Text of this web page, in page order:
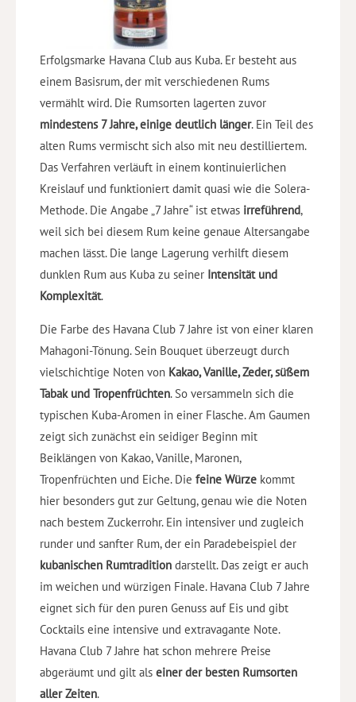
Erfolgsmarke Havana Club aus Kuba. Er besteht aus
einem Basisrum, der mit verschiedenen Rums
vermählt wird. Die Rumsorten lagerten zuvor
mindestens 7 Jahre, einige deutlich länger. Ein Teil des
alten Rums vermischt sich also mit neu destilliertem.
Das Verfahren verläuft in einem kontinuierlichen
Kreislauf und funktioniert damit quasi wie die Solera-
Methode. Die Angabe „7 Jahre“ ist etwas irreführend,
weil sich bei diesem Rum keine genaue Altersangabe
machen lässt. Die lange Lagerung verhilft diesem
dunklen Rum aus Kuba zu seiner Intensität und
Komplexität.
Die Farbe des Havana Club 7 Jahre ist von einer klaren
Mahagoni-Tönung. Sein Bouquet überzeugt durch
vielschichtige Noten von Kakao, Vanille, Zeder, süßem
Tabak und Tropenfrüchten. So versammeln sich die
typischen Kuba-Aromen in einer Flasche. Am Gaumen
zeigt sich zunächst ein seidiger Beginn mit
Beiklängen von Kakao, Vanille, Maronen,
Tropenfrüchten und Eiche. Die feine Würze kommt
hier besonders gut zur Geltung, genau wie die Noten
nach bestem Zuckerrohr. Ein intensiver und zugleich
runder und sanfter Rum, der ein Paradebeispiel der
kubanischen Rumtradition darstellt. Das zeigt er auch
im weichen und würzigen Finale. Havana Club 7 Jahre
eignet sich für den puren Genuss auf Eis und gibt
Cocktails eine intensive und extravagante Note.
Havana Club 7 Jahre hat schon mehrere Preise
abgeräumt und gilt als einer der besten Rumsorten
aller Zeiten.